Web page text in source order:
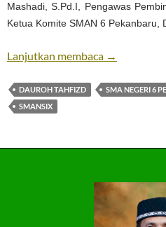
Mashadi, S.Pd.I, Pengawas
Ketua Komite SMAN 6 Pekanbaru,
Lanjutkan membaca Dauroh
→
DAUROH TAHFIZD SMA NEGERI 6
SMANSIX